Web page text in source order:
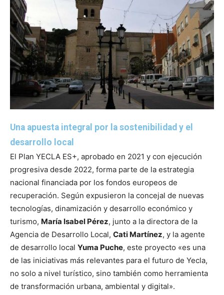
Una apuesta integral por la sostenibilidad y el
desarrollo local
El Plan YECLA ES+, aprobado en 2021 y con ejecución
progresiva desde 2022, forma parte de la estrategia
nacional financiada por los fondos europeos de
recuperación. Según expusieron la concejal de nuevas
tecnologías, dinamización y desarrollo económico y
turismo, María Isabel Pérez, junto a la directora de la
Agencia de Desarrollo Local, Cati Martínez, y la agente
de desarrollo local Yuma Puche, este proyecto «es una
de las iniciativas más relevantes para el futuro de Yecla,
no solo a nivel turístico, sino también como herramienta
de transformación urbana, ambiental y digital».